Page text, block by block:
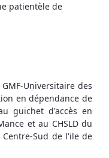
patientèle de
Universitaire des
en dépendance de
guichet d'accès en
et au CHSLD du
Centre-Sud de l'ile de